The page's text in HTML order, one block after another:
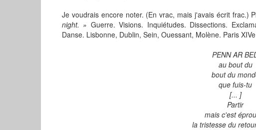
Je voudrais encore noter. (En vrac, mais j'avais écrit frac.)
night. » Guerre. Visions. Inquiétudes. Dissections.
Danse. Lisbonne, Dublin, Sein, Ouessant, Molène. Paris
PENN AR
au bout du
bout du
que fuis-tu
[... ]
Partir
mais c'est
la tristesse du